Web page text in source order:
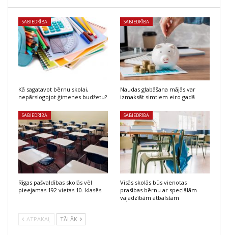
SABIEDRĪBA
Kā sagatavot bērnu skolai,
nepārslogojot ģimenes budžetu?
SABIEDRĪBA
Naudas glabāšana mājās var
izmaksāt simtiem eiro gadā
SABIEDRĪBA
Rīgas pašvaldības skolās vēl
pieejamas 192 vietas 10. klasēs
SABIEDRĪBA
Visās skolās būs vienotas
prasības bērnu ar speciālām
vajadzībām atbalstam
ATPAKAĻ TĀLĀK